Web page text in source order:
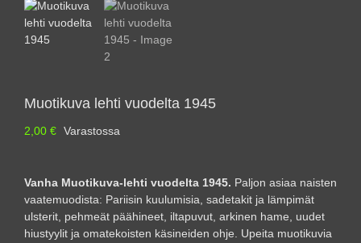
Muotikuva lehti vuodelta 1945
2,00 € Varastossa
Vanha Muotikuva-lehti vuodelta 1945. Paljon asiaa naisten
vaatemuodista: Pariisin kuulumisia, sadetakit ja lämpimät
ulsterit, pehmeät päähineet, iltapuvut, arkinen hame, uudet
hiustyylit ja omatekoisten käsineiden ohje. Upeita muotikuvia